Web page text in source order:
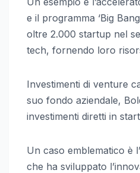
e il programma ‘Big
oltre 2.000 startup nel
tech, fornendo loro
Investimenti di venture
suo fondo aziendale,
investimenti diretti in
Un caso emblematico è
che ha sviluppato